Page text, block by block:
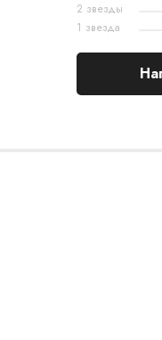
2 звезды
1 звезда